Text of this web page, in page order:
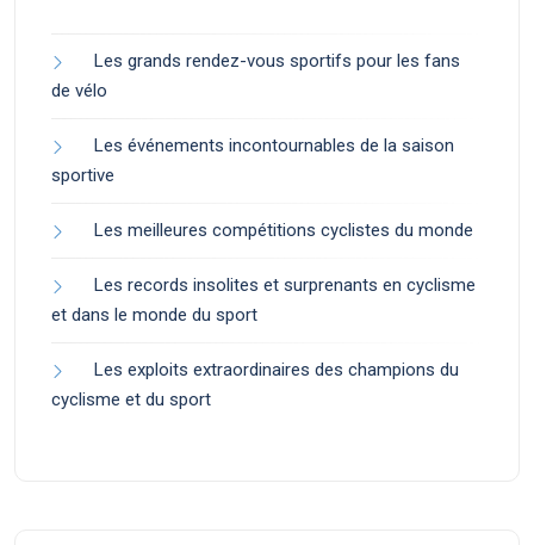
Les grands rendez-vous sportifs pour les fans
de vélo
Les événements incontournables de la saison
sportive
Les meilleures compétitions cyclistes du monde
Les records insolites et surprenants en cyclisme
et dans le monde du sport
Les exploits extraordinaires des champions du
cyclisme et du sport